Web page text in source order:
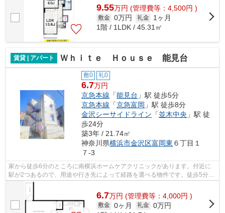
9.55万円 (管理費等：4,500円 )
敷金 0万円 礼金
1ヶ月
1階 / 1LDK / 45.31㎡
賃貸 | アパート Ｗｈｉｔｅ Ｈｏｕｓｅ 能見台
敷0 礼0
6.7万円
京急本線 「能見台 」駅 徒歩5分
京急本線 「京急富岡 」駅 徒歩8分
金沢シーサイドライン 「並木中央 」駅 徒
歩24分
築3年 / 21.74㎡
神奈川県横浜市金沢区富岡東 ６丁目１
７-3
家から徒歩6分のところに南横浜ホームケアクリニックがあります。付近に
駅が2つあるので、用途や行き先によって経路を選べる物件です。徒歩5分の
位置に駅がある物件です。落ち着きのあ...
6.7万円 (管理費等：4,000円 )
敷金 0ヶ月 礼金 0万円